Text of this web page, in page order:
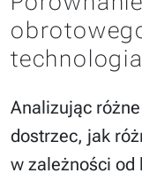
Analizując
dostrzec, jak
w zależności od